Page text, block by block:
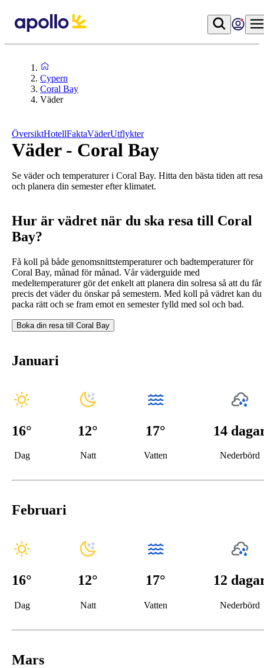
Cypern
Coral Bay
Väder
ÖversiktHotellFaktaVäderUtflykter
Väder - Coral Bay
Se väder och temperaturer i Coral Bay. Hitta den bästa tiden att resa
och planera din semester efter klimatet.
Hur är vädret när du ska resa till Coral
Bay?
Få koll på både genomsnittstemperaturer och badtemperaturer för
Coral Bay, månad för månad. Vår väderguide med
medeltemperaturer gör det enkelt att planera din solresa så att du får
precis det väder du önskar på semestern. Med koll på vädret kan du
packa rätt och se fram emot en semester fylld med sol och bad.
Boka din resa till Coral Bay
Januari
16°
Dag
12°
Natt
17°
Vatten
14
Nederbörd
Februari
16°
Dag
12°
Natt
17°
Vatten
12
Nederbörd
Mars